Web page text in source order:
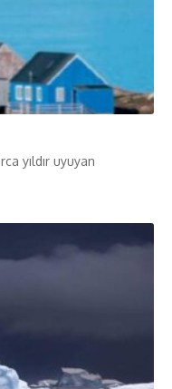
yıldır uyuyan